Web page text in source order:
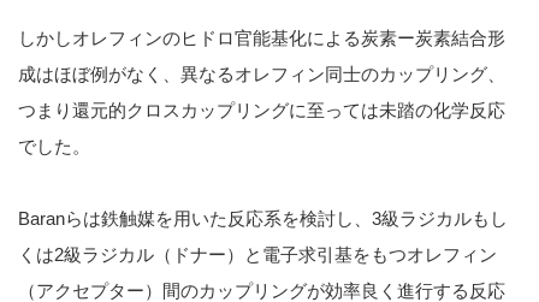
しかしオレフィンのヒドロ官能基化による炭素ー炭素結合形
成はほぼ例がなく、異なるオレフィン同士のカップリング、
つまり還元的クロスカップリングに至っては未踏の化学反応
でした。
Baranらは鉄触媒を用いた反応系を検討し、3級ラジカルもし
くは2級ラジカル（ドナー）と電子求引基をもつオレフィン
（アクセプター）間のカップリングが効率良く進行する反応